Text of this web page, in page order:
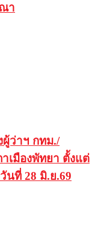
า
ผู้ว่าฯ กทม./
เมืองพัทยา ตั้งแต่
นที่ 28 มิ.ย.69